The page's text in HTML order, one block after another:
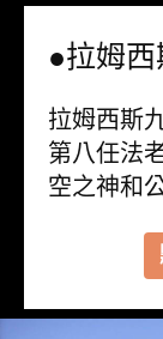
●拉姆
拉姆西斯
第八任法
空之神和